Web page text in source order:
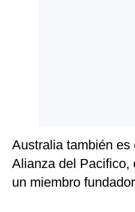
Australia también es
Alianza del Pacifico,
un miembro